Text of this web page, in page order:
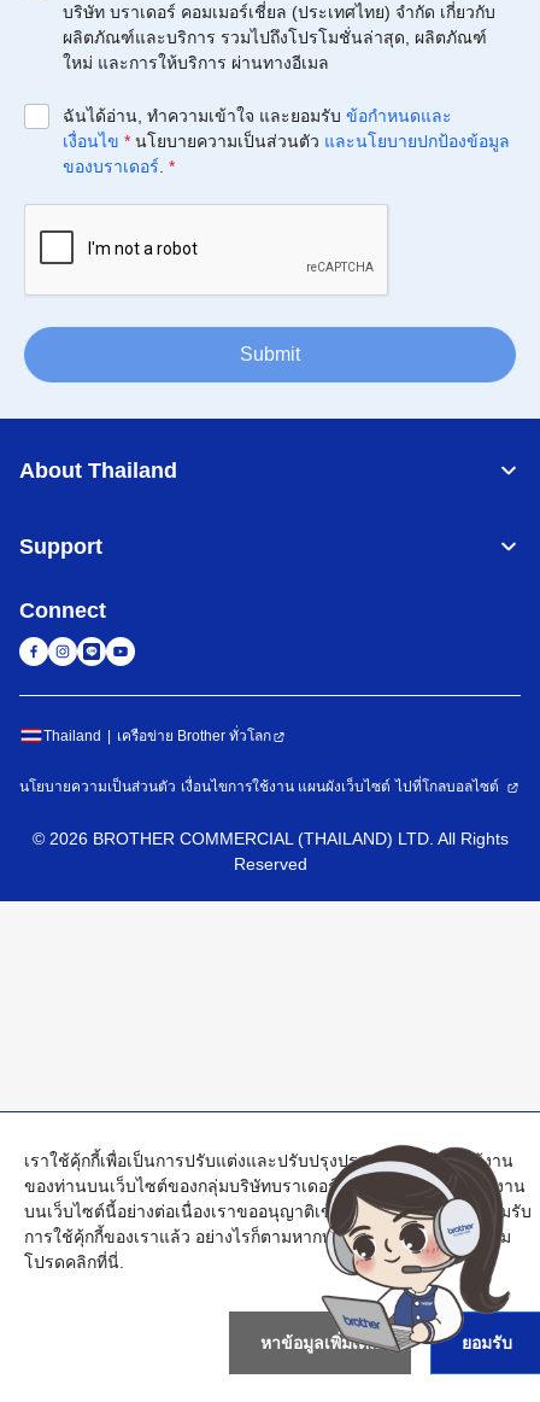
บริษัท บราเดอร์ คอมเมอร์เชี่ยล (ประเทศไทย) จำกัด เกี่ยวกับ
ผลิตภัณฑ์และบริการ รวมไปถึงโปรโมชั่นล่าสุด, ผลิตภัณฑ์
ใหม่ และการให้บริการ ผ่านทางอีเมล
ฉันได้อ่าน, ทำความเข้าใจ และยอมรับ ข้อกำหนดและ
เงื่อนไข * นโยบายความเป็นส่วนตัว และนโยบายปกป้องข้อมูล
ของบราเดอร์ *
Submit
About Thailand
Support
Connect
Thailand เครือข่าย Brother ทั่วโลก
นโยบายความเป็นส่วนตัว เงื่อนไขการใช้งาน แผนผังเว็บไซต์ ไปที่โกลบอลไซต์
© 2026 BROTHER COMMERCIAL (THAILAND) LTD. All Rights
Reserved
เราใช้คุ้กกี้เพื่อเป็นการปรับแต่งและปรับปรุงประสบการณ์การใช้งาน
ของท่านบนเว็บไซต์ของกลุ่มบริษัทบราเดอร์ โดยหากท่านมีการใช้งาน
บนเว็บไซต์นี้อย่างต่อเนื่องเราขออนุญาติเข้าใจว่าท่านได้ทำการยอมรับ
การใช้คุ้กกี้ของเราแล้ว อย่างไรก็ตามหากท่านต้องการข้อมูลเพิ่มเติม
โปรดคลิกที่นี่
หาข้อมูลเพิ่มเติม ยอมรับ